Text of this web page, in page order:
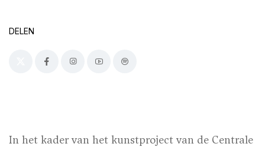
DELEN
In het kader van het kunstproject van de Centrale